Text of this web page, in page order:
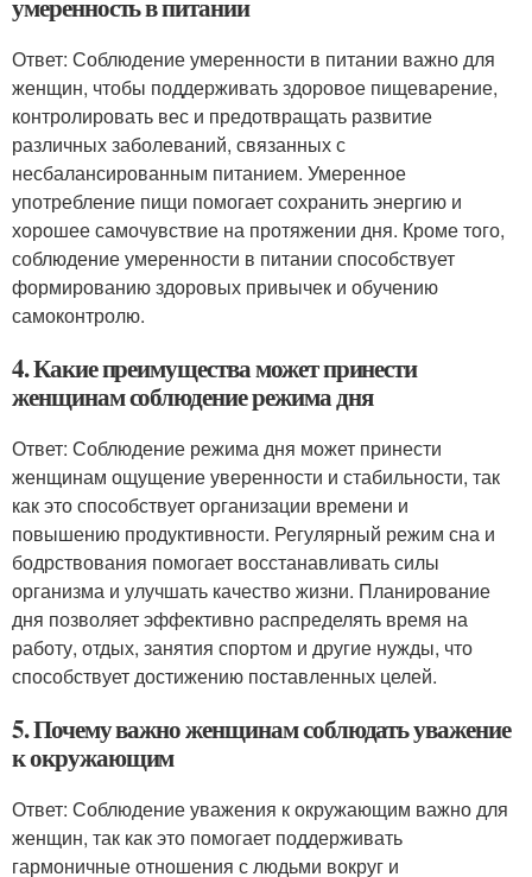
умеренность в питании
Ответ: Соблюдение умеренности в питании важно для
женщин, чтобы поддерживать здоровое пищеварение,
контролировать вес и предотвращать развитие
различных заболеваний, связанных с
несбалансированным питанием. Умеренное
употребление пищи помогает сохранить энергию и
хорошее самочувствие на протяжении дня. Кроме того,
соблюдение умеренности в питании способствует
формированию здоровых привычек и обучению
самоконтролю.
4. Какие преимущества может принести
женщинам соблюдение режима дня
Ответ: Соблюдение режима дня может принести
женщинам ощущение уверенности и стабильности, так
как это способствует организации времени и
повышению продуктивности. Регулярный режим сна и
бодрствования помогает восстанавливать силы
организма и улучшать качество жизни. Планирование
дня позволяет эффективно распределять время на
работу, отдых, занятия спортом и другие нужды, что
способствует достижению поставленных целей.
5. Почему важно женщинам соблюдать уважение
к окружающим
Ответ: Соблюдение уважения к окружающим важно для
женщин, так как это помогает поддерживать
гармоничные отношения с людьми вокруг и